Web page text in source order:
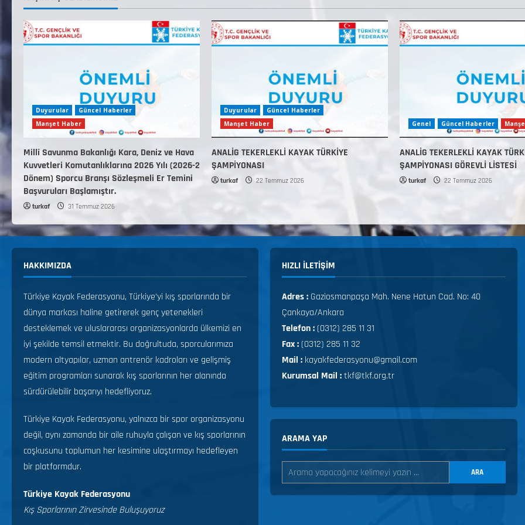
Duyurular
Güncel Haberler
Manşet Haber
Millî Savunma Bakanlığı Kara, Deniz ve Hava
Kuvvetleri Komutanlıklarına 2026 Yılı (2026-2
Dönem) Sporcu Branşı Sözleşmeli Er Temini
Başvuruları Başlamıştır.
turkaf 31 Temmuz 2026
Duyurular
Güncel Haberler
Manşet Haber
ANALİG TEKERLEKLİ KAYAK TÜRKİYE
ŞAMPİYONASI
turkaf 22 Temmuz 2026
Genel Güncel Haberler
ANALİG TEKERLEKLİ KAYAK
ŞAMPİYONASI GÖREVLİ LİSTESİ
turkaf 22 Temmuz 2026
HAKKIMIZDA
Türkiye Kayak Federasyonu, Türkiye’yi kış sporlarında bir
dünya markası haline getirerek genç yetenekleri
desteklemek ve uluslararası organizasyonlarda ülkemizi en
iyi şekilde temsil etmektir. Bu doğrultuda, sporcularımıza
modern altyapılar, uzman antrenör kadroları ve gelişmiş
eğitim programları sunarak kış sporlarının her alanında
sürdürülebilir başarıyı hedefliyoruz.
Türkiye Kayak Federasyonu, yalnızca bir spor organizasyonu
değil, aynı zamanda bir aile ruhuyla çalışan ve kış sporlarının
coşkusunu toplumun her kesimine ulaştırmayı hedefleyen
bir platformdur.
Türkiye Kayak Federasyonu
Kış Sporlarının Zirvesinde Buluşuyoruz
HIZLI ILETIŞIM
Adres : Gaziosmanpaşa Mah. Nene Hatun Cad. No: 40
Çankaya/Ankara
Telefon :(0312) 285 11 31
Fax :(0312) 285 11 32
Mail : kayakfederasyonu@gmail.com
Kurumsal Mail :tkf@tkf.org.tr
ARAMA YAP
ARA